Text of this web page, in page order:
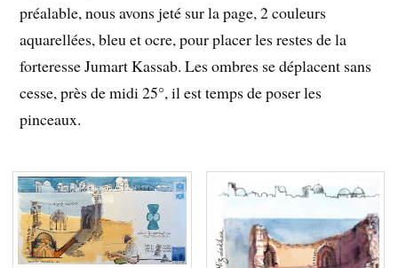
préalable, nous avons jeté sur la page, 2 couleurs
aquarellées, bleu et ocre, pour placer les restes de la
forteresse Jumart Kassab. Les ombres se déplacent sans
cesse, près de midi 25°, il est temps de poser les
pinceaux.